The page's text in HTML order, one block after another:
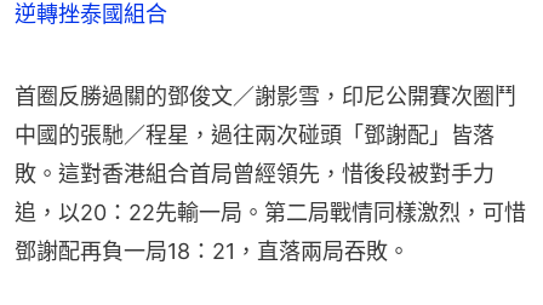
逆轉挫泰國組合
首圈反勝過關的鄧俊文／謝影雪，印尼公開賽次圈鬥
中國的張馳／程星，過往兩次碰頭「鄧謝配」皆落
敗。這對香港組合首局曾經領先，惜後段被對手力
追，以20：22先輸一局。第二局戰情同樣激烈，可惜
鄧謝配再負一局18：21，直落兩局吞敗。